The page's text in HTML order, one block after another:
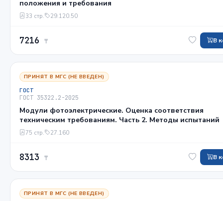
положения и требования
33 стр. 29.120.50
7216 ₸ В
ПРИНЯТ В МГС (НЕ ВВЕДЕН)
ГОСТ
ГОСТ 35322.2-2025
Модули фотоэлектрические. Оценка соответствия
техническим требованиям. Часть 2. Методы испытаний
75 стр. 27.160
8313 ₸ В
ПРИНЯТ В МГС (НЕ ВВЕДЕН)